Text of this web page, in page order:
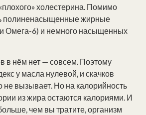
холестерина. Помимо
полиненасыщенные жирные
Омега-6) и немного насыщенных
в нём нет — совсем. Поэтому
у масла нулевой, и скачков
не вызывает. Но на калорийность
из жира остаются калориями. И
чем вы тратите, организм